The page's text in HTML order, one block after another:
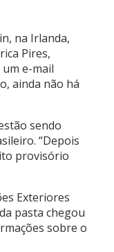
na Irlanda,
Pires,
e-mail
ainda não há
sendo
“Depois
provisório
Exteriores
pasta chegou
sobre o